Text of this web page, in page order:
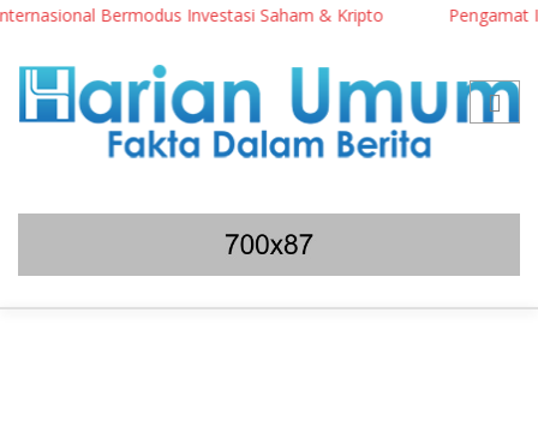
Bermodus Investasi Saham & Kripto Pengamat